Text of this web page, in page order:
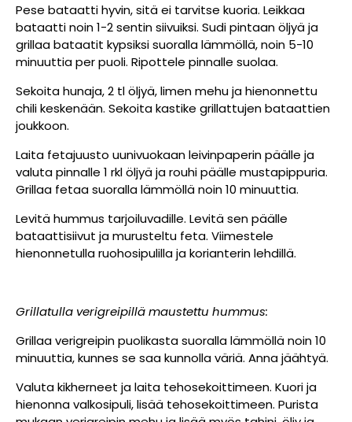
Pese bataatti hyvin, sitä ei tarvitse kuoria. Leikkaa
bataatti noin 1-2 sentin siivuiksi. Sudi pintaan öljyä ja
grillaa bataatit kypsiksi suoralla lämmöllä, noin 5-10
minuuttia per puoli. Ripottele pinnalle suolaa.
Sekoita hunaja, 2 tl öljyä, limen mehu ja hienonnettu
chili keskenään. Sekoita kastike grillattujen bataattien
joukkoon.
Laita fetajuusto uunivuokaan leivinpaperin päälle ja
valuta pinnalle 1 rkl öljyä ja rouhi päälle mustapippuria.
Grillaa fetaa suoralla lämmöllä noin 10 minuuttia.
Levitä hummus tarjoiluvadille. Levitä sen päälle
bataattisiivut ja murusteltu feta. Viimestele
hienonnetulla ruohosipulilla ja korianterin lehdillä.
Grillatulla verigreipillä maustettu hummus:
Grillaa verigreipin puolikasta suoralla lämmöllä noin 10
minuuttia, kunnes se saa kunnolla väriä. Anna jäähtyä.
Valuta kikherneet ja laita tehosekoittimeen. Kuori ja
hienonna valkosipuli, lisää tehosekoittimeen. Purista